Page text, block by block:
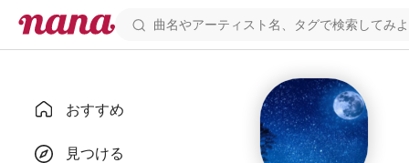
おすすめ
見つける
KILIX(キリ)